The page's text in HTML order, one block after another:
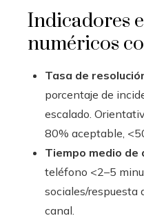
Indicadores
numéricos
Tasa de
porcentaje de
escalado.
80% aceptable,
Tiempo medio de
teléfono <2–5
sociales/respuesta
canal.